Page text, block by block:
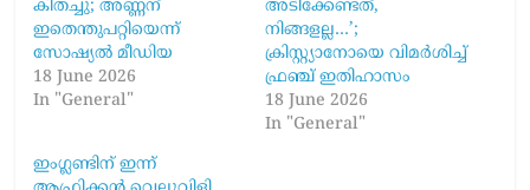
കിതച്ചു; അണ്ണന്
ഇതെന്തുപറ്റിയെന്ന്
സോഷ്യൽ മീഡിയ
18 June 2026
In "General"
അടിക്കേണ്ടത്,
നിങ്ങളല്ല…’;
ക്രിസ്റ്റ്യാനോയെ വിമർശിച്ച്
ഫ്രഞ്ച് ഇതിഹാസം
18 June 2026
In "General"
ഇംഗ്ലണ്ടിന് ഇന്ന്